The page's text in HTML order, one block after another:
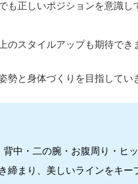
も正しいポジションを意識
スタイルアップも期待でき
と身体づくりを目指してい
中・二の腕・お腹周り・ヒ
締まり、美しいラインをキー